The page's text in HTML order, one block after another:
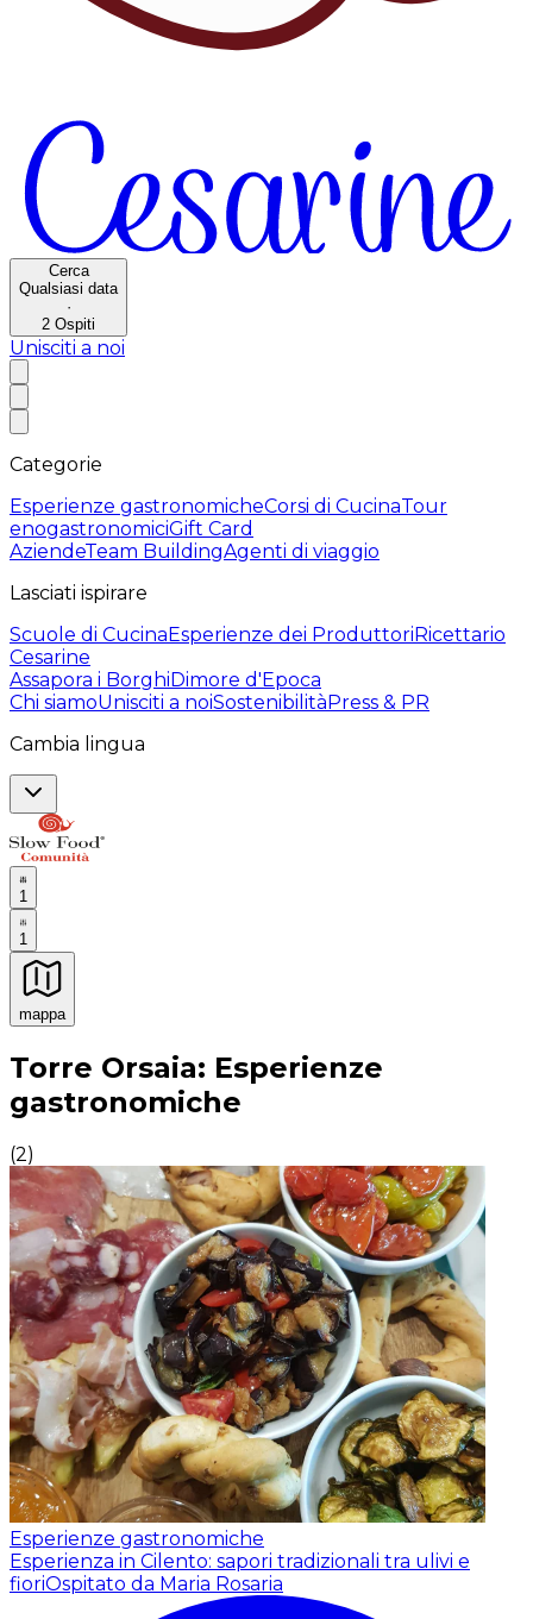
Cerca
Qualsiasi data
·
2 Ospiti
Unisciti a noi
Categorie
Esperienze gastronomicheCorsi di CucinaTour
enogastronomiciGift Card
AziendeTeam BuildingAgenti di viaggio
Lasciati ispirare
Scuole di CucinaEsperienze dei ProduttoriRicettario
Cesarine
Assapora i BorghiDimore d'Epoca
Chi siamoUnisciti a noiSostenibilitàPress & PR
Cambia lingua
1
1
mappa
Esperienze culinarie indimenticabili: Esperienze
Torre Orsaia: Esperienze
gastronomiche
(2)
Esperienze gastronomiche
Esperienza in Cilento: sapori tradizionali tra ulivi e
fioriOspitato da Maria Rosaria